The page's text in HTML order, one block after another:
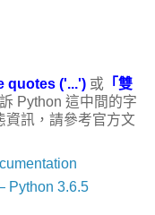
quotes ('...') 或 「雙
Python 這中間的字
資訊，請參考官方文
Python 3.6.5